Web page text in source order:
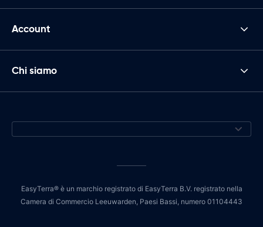
Account
Chi siamo
EasyTerra® è un marchio registrato di EasyTerra B.V. registrato nella
Camera di Commercio Leeuwarden, Paesi Bassi, numero 01104443